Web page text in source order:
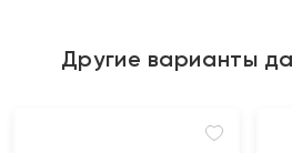
Другие варианты